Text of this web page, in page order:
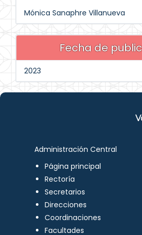
Mónica Sanaphre Villanueva
Fecha de
2023
Administración Central
Página principal
Rectoría
Secretarios
Direcciones
Coordinaciones
Facultades